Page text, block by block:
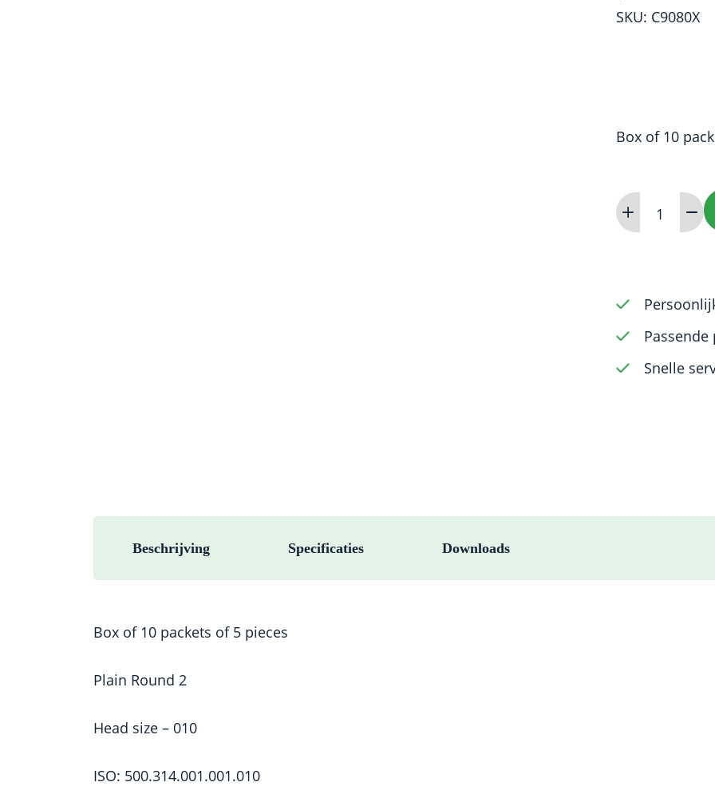
SKU: C9080X
Box of 10
Dental
Bur
2
19mm
FG
aantal
Snelle
Beschrijving Specificaties Downloads
Box of 10 packets of 5 pieces
Plain Round 2
Head size – 010
ISO: 500.314.001.001.010